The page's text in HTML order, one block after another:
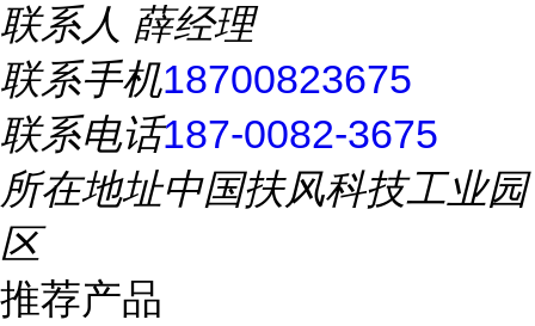
联系人 薛经理
联系手机18700823675
联系电话187-0082-3675
所在地址中国扶风科技工业园
区
推荐产品